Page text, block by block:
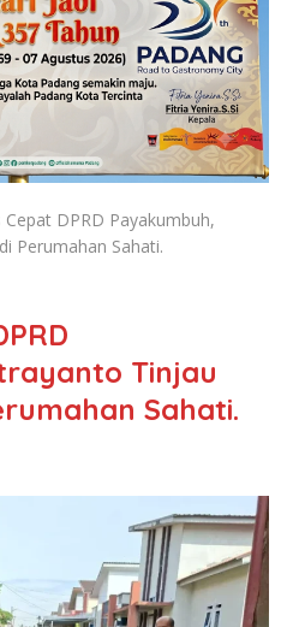
Cepat DPRD Payakumbuh,
Perumahan Sahati.
Tinjau
Sahati.